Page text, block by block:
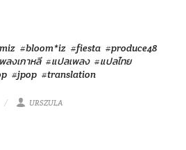
#bloom*iz #fiesta #produce48
ลงเกาหลี #แปลเพลง #แปลไทย
#jpop #translation
URSZULA